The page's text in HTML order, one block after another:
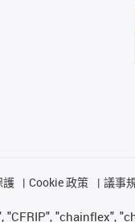
護 Cookie 政策 議事
"CFRIP", "chainflex",